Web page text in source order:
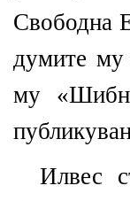
Свободна
думите му
му
Илвес